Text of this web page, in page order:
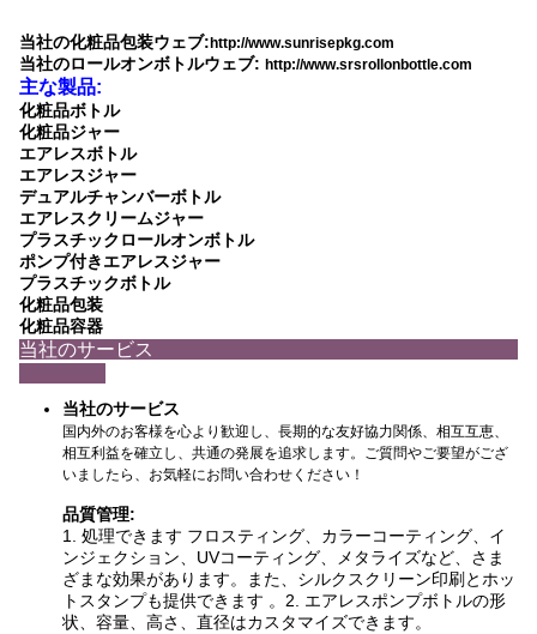
当社の化粧品包装ウェブ: http://www.sunrisepkg.com
当社のロールオンボトルウェブ: http://www.srsrollonbottle.com
主な製品:
化粧品ボトル
化粧品ジャー
エアレスボトル
エアレスジャー
デュアルチャンバーボトル
エアレスクリームジャー
プラスチックロールオンボトル
ポンプ付きエアレスジャー
プラスチックボトル
化粧品包装
化粧品容器
当社のサービス
当社のサービス
国内外のお客様を心より歓迎し、長期的な友好協力関係、相互互恵、
相互利益を確立し、共通の発展を追求します。ご質問やご要望がござ
いましたら、お気軽にお問い合わせください！
品質管理:
1. 処理できます フロスティング、カラーコーティング、イ
ンジェクション、UVコーティング、メタライズなど、さま
ざまな効果があります。また、シルクスクリーン印刷とホッ
トスタンプも提供できます 。 2. エアレスポンプボトルの形
状、容量、高さ、直径はカスタマイズできます。